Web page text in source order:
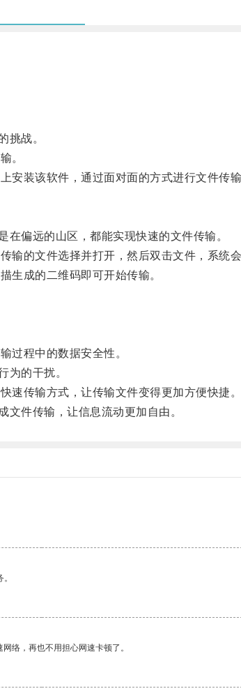
挑战。
。
装该软件，通过面对面的方式进行文件传输
偏远的山区，都能实现快速的文件传输。
的文件选择并打开，然后双击文件，系统会
成的二维码即可开始传输。
程中的数据安全性。
的干扰。
传输方式，让传输文件变得更加方便快捷。
件传输，让信息流动更加自由。
络，再也不用担心网速卡顿了。